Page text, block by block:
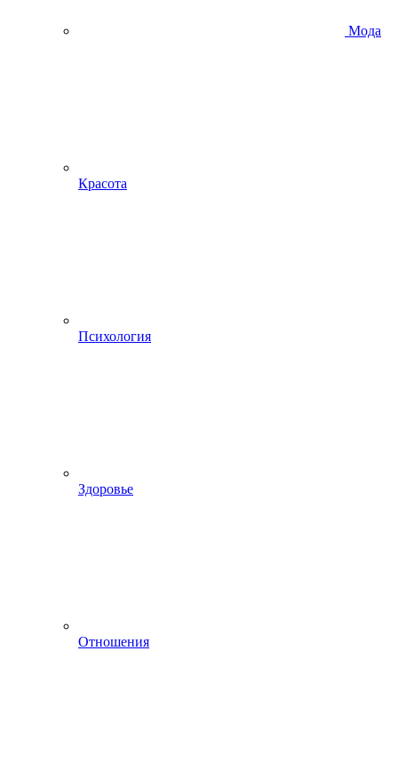
Мода
Красота
Психология
Здоровье
Отношения